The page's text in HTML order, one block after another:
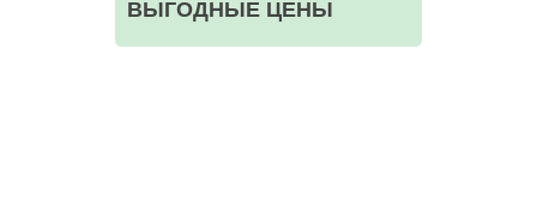
ВЫГОДНЫЕ ЦЕНЫ